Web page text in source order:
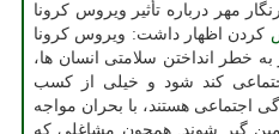
مهر درباره تأثیر ویروس کرونا
کردن اظهار داشت: ویروس کرونا
خطر انداختن سلامتی انسان ها،
کند شود و خیلی از کسب
اجتماعی هستند، با بحران مواجه
گیر شوند. همچون مشاغلی که